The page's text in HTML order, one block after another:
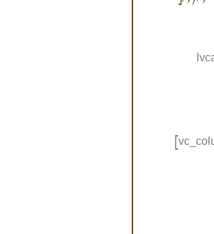
[/
mobile_spacing=”20″][/vc_column]